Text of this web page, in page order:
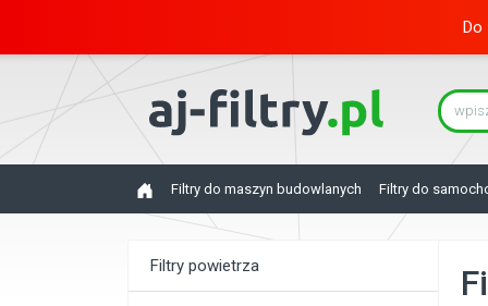
Do
Filtry do maszyn budowlanych Filtry do
Filtry powietrza